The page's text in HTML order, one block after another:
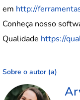
em http://
Conheça nosso
Qualidade https://
Sobre o autor (a)